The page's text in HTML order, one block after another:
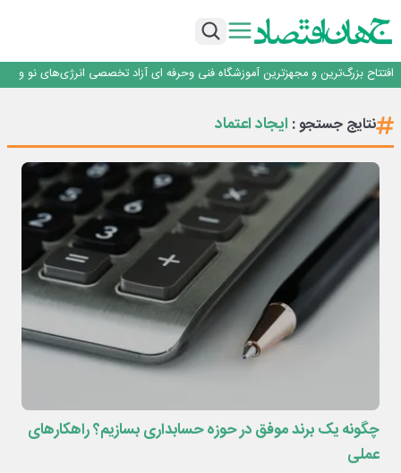
راهی که فولاد مبارکه پس از جنگ در پیش گرفت
افتتاح بزرگ‌ترین و مجهزترین آموزشگاه فنی وحرفه ای آزاد تخصصی انرژی‌های نو و
تجدیدپذیر با حضور استاندار اصفهان
حیات اکتشافات غدیر در هاله‌ای از ابهام
راهی که فولاد مبارکه پس از جنگ در پیش گرفت
افتتاح بزرگ‌ترین و مجهزترین آموزشگاه فنی وحرفه ای آزاد تخصصی انرژی‌های نو و
تجدیدپذیر با حضور استاندار اصفهان
نتایج جستجو : ایجاد اعتماد
چگونه یک برند موفق در حوزه حسابداری بسازیم؟ راهکارهای
عملی